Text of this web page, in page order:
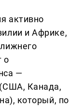
активно
и Африке,
о
—
(США, Канада,
который, по